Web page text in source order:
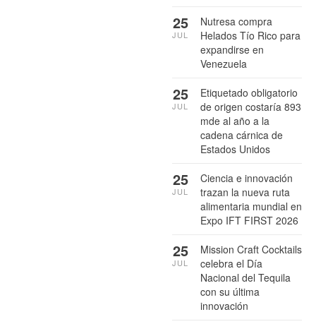
Nutresa compra
Helados Tío Rico para
expandirse en
Venezuela
25
JUL
Etiquetado obligatorio
de origen costaría 893
mde al año a la
cadena cárnica de
Estados Unidos
25
JUL
Ciencia e innovación
trazan la nueva ruta
alimentaria mundial en
Expo IFT FIRST 2026
25
JUL
Mission Craft Cocktails
celebra el Día
Nacional del Tequila
con su última
innovación
25
JUL